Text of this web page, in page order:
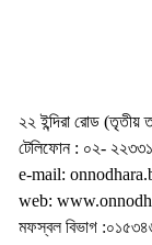
২২ ইন্দিরা রোড (তৃতীয়
টেলিফোন : ০২-
e-mail:
web:
মফস্বল বিভাগ